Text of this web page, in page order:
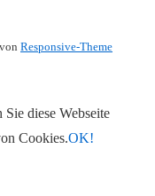
Responsive-Theme
diese Webseite
Cookies.OK!